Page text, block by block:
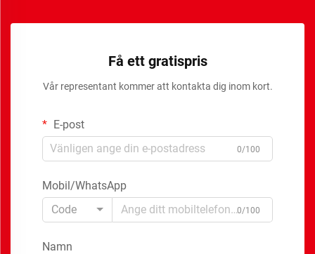
Få ett gratispris
Vår representant kommer att kontakta dig inom kort.
E-post
0/100
Mobil/WhatsApp
Code
0/100
Namn